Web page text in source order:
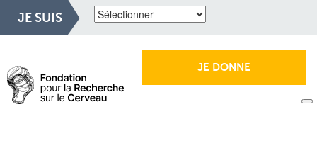
JE SUIS
JE DONNE